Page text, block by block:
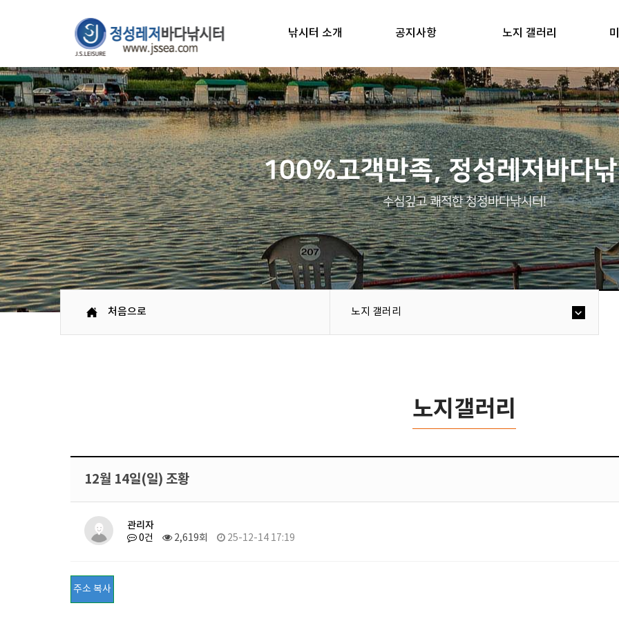
낚시터 소개 공지사항 노지 갤러리
100%고객만족, 정성레저바다
수심깊고 쾌적한 청정바다낚시터!
처음으로 노지 갤러리
노지갤러리
12월 14일(일) 조황
관리자
0건 2,619회 25-12-14 17:19
주소 복사